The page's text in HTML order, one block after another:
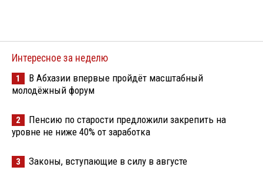
Интересное за неделю
1
В Абхазии впервые пройдёт масштабный
молодёжный форум
2
Пенсию по старости предложили закрепить на
уровне не ниже 40% от заработка
3 Законы, вступающие в силу в августе